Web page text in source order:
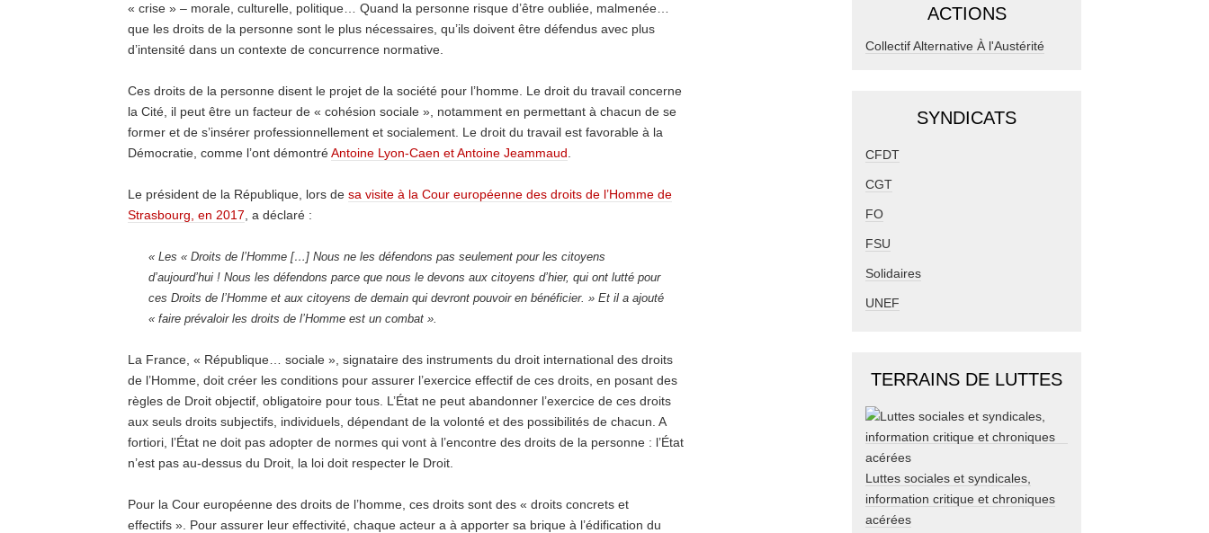
« crise » – morale, culturelle, politique… Quand la personne risque d’être oubliée, malmenée…
que les droits de la personne sont le plus nécessaires, qu’ils doivent être défendus avec plus
d’intensité dans un contexte de concurrence normative.
Ces droits de la personne disent le projet de la société pour l’homme. Le droit du travail concerne
la Cité, il peut être un facteur de « cohésion sociale », notamment en permettant à chacun de se
former et de s’insérer professionnellement et socialement. Le droit du travail est favorable à la
Démocratie, comme l’ont démontréAntoine Lyon-Caen et Antoine Jeammaud
Le président de la République, lors de sa visite à la Cour européenne des droits de l’Homme de
Strasbourg, en 2017 , a déclaré :
« Les « Droits de l’Homme […] Nous ne les défendons pas seulement pour les citoyens
d’aujourd’hui ! Nous les défendons parce que nous le devons aux citoyens d’hier, qui ont lutté pour
ces Droits de l’Homme et aux citoyens de demain qui devront pouvoir en bénéficier. » Et il a ajouté
« faire prévaloir les droits de l’Homme est un combat ».
La France, « République… sociale », signataire des instruments du droit international des droits
de l’Homme, doit créer les conditions pour assurer l’exercice effectif de ces droits, en posant des
règles de Droit objectif, obligatoire pour tous. L’État ne peut abandonner l’exercice de ces droits
aux seuls droits subjectifs, individuels, dépendant de la volonté et des possibilités de chacun. A
fortiori, l’État ne doit pas adopter de normes qui vont à l’encontre des droits de la personne : l’État
n’est pas au-dessus du Droit, la loi doit respecter le Droit.
Pour la Cour européenne des droits de l’homme, ces droits sont des « droits concrets et
effectifs ». Pour assurer leur effectivité, chaque acteur a à apporter sa brique à l’édification du
ACTIONS
Collectif Alternative À l'Austérité
SYNDICATS
CFDT
CGT
FO
FSU
Solidaires
UNEF
TERRAINS DE LUTTES
Luttes sociales et syndicales,
information critique et chroniques
acérées